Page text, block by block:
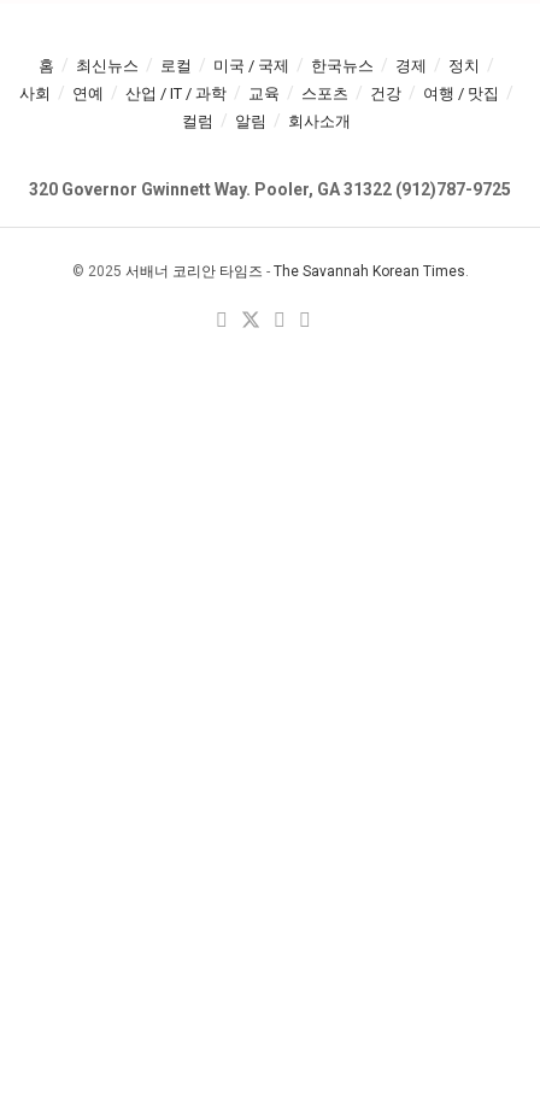
홈 최신뉴스 로컬 미국 / 국제 한국뉴스 경제
정치
사회
연예 산업 / IT / 과학 교육 스포츠 건강
여행 / 맛집
컬럼
알림 회사소개
320 Governor Gwinnett Way. Pooler, GA 31322 (912)787-9725
© 2025 서배너 코리안 타임즈 - The Savannah Korean Times